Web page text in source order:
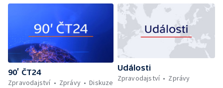
90’ ČT24
Zpravodajství
Zprávy Diskuze
Události
Zpravodajství
Zprávy